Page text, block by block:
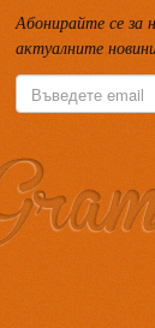
Абонирайте се за
актуалните